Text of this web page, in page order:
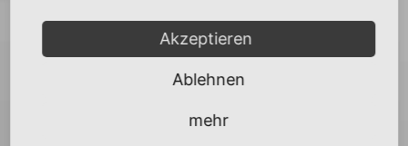
und andere mehr, solches ergäben
ihre Wappen an den Wänden.
Zweifelsohne werde in der Stube
weidlich gesoffen worden und manche
Gotteslästerung und mancher Fluch
Akzeptieren
Ablehnen
mehr